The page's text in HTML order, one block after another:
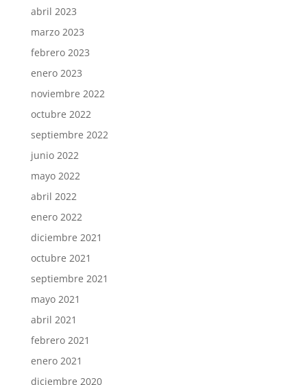
abril 2023
marzo 2023
febrero 2023
enero 2023
noviembre 2022
octubre 2022
septiembre 2022
junio 2022
mayo 2022
abril 2022
enero 2022
diciembre 2021
octubre 2021
septiembre 2021
mayo 2021
abril 2021
febrero 2021
enero 2021
diciembre 2020